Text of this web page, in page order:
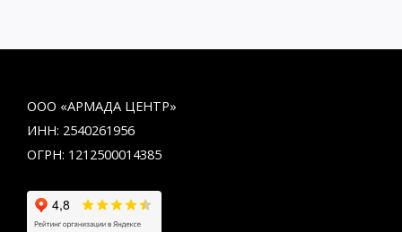
ООО «АРМАДА ЦЕНТР»
ИНН: 2540261956
ОГРН: 1212500014385